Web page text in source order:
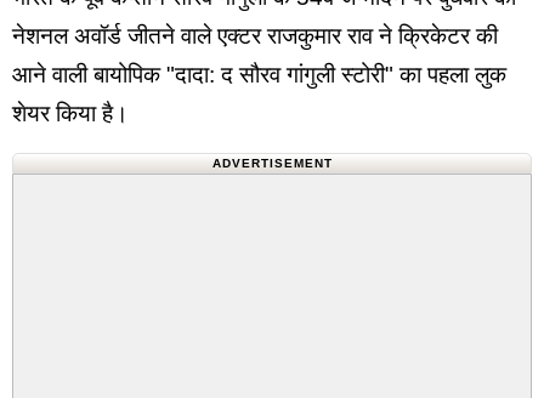
नेशनल अवॉर्ड जीतने वाले एक्टर राजकुमार राव ने क्रिकेटर की
आने वाली बायोपिक "दादा: द सौरव गांगुली स्टोरी" का पहला लुक
शेयर किया है।
ADVERTISEMENT